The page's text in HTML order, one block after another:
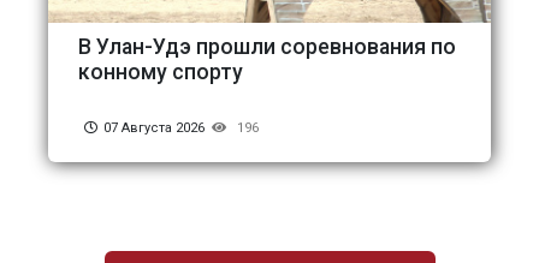
В Улан-Удэ прошли соревнования по
конному спорту
07 Августа 2026 196